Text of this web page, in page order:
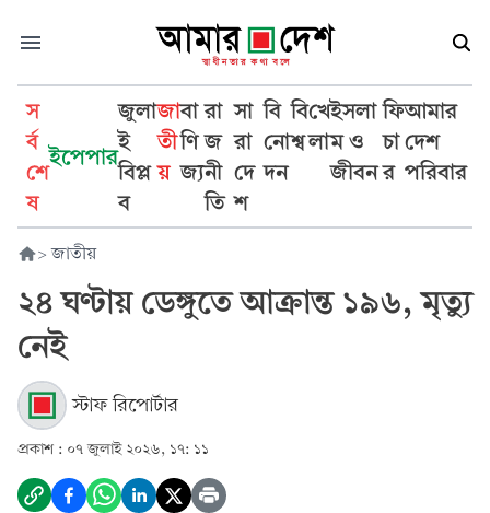
স
র্ব
শে
ষ
ইপেপার
জুলা
ই
বিপ্ল
ব
জা
তী
য়
বা
ণি
জ্য
রা
জ
নী
তি
সা
রা
দে
শ
বি
নো
দন
বি
শ্ব
খে
লা
ইসলা
ম ও
জীবন
ফি
চা
র
আমার
দেশ
পরিবার
> জাতীয়
২৪ ঘণ্টায় ডেঙ্গুতে আক্রান্ত ১৯৬, মৃত্যু
নেই
স্টাফ রিপোর্টার
প্রকাশ : ০৭ জুলাই ২০২৬, ১৭: ১১